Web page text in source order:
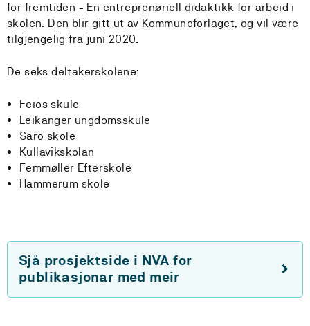
for fremtiden - En entreprenøriell didaktikk for arbeid i
skolen. Den blir gitt ut av Kommuneforlaget, og vil være
tilgjengelig fra juni 2020.
De seks deltakerskolene:
Feios skule
Leikanger ungdomsskule
Särö skole
Kullavikskolan
Femmøller Efterskole
Hammerum skole
Sjå prosjektside i NVA for
publikasjonar med meir